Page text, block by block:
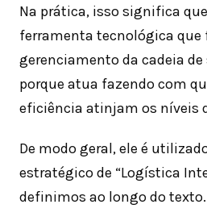
Na prática, isso significa
ferramenta tecnológica
gerenciamento da cadeia
porque atua fazendo com
eficiência atinjam os níveis
De modo geral, ele é
estratégico de “Logística
definimos ao longo do texto.